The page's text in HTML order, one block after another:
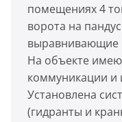
помещениях 4
ворота на
выравнивающие
На объекте
коммуникации и
Установлена
(гидранты и